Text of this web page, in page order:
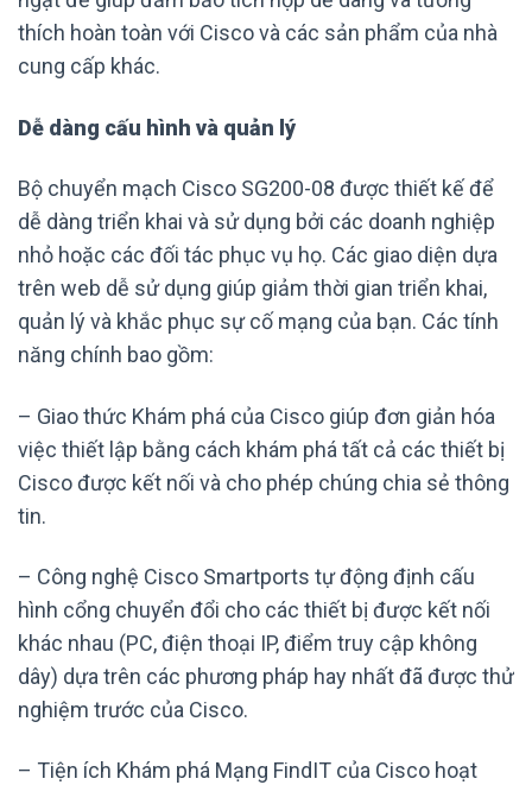
thích hoàn toàn với Cisco và các sản phẩm của nhà
cung cấp khác.
Dễ dàng cấu hình và quản lý
Bộ chuyển mạch Cisco SG200-08 được thiết kế để
dễ dàng triển khai và sử dụng bởi các doanh nghiệp
nhỏ hoặc các đối tác phục vụ họ. Các giao diện dựa
trên web dễ sử dụng giúp giảm thời gian triển khai,
quản lý và khắc phục sự cố mạng của bạn. Các tính
năng chính bao gồm:
– Giao thức Khám phá của Cisco giúp đơn giản hóa
việc thiết lập bằng cách khám phá tất cả các thiết bị
Cisco được kết nối và cho phép chúng chia sẻ thông
tin.
– Công nghệ Cisco Smartports tự động định cấu
hình cổng chuyển đổi cho các thiết bị được kết nối
khác nhau (PC, điện thoại IP, điểm truy cập không
dây) dựa trên các phương pháp hay nhất đã được thử
nghiệm trước của Cisco.
– Tiện ích Khám phá Mạng FindIT của Cisco hoạt